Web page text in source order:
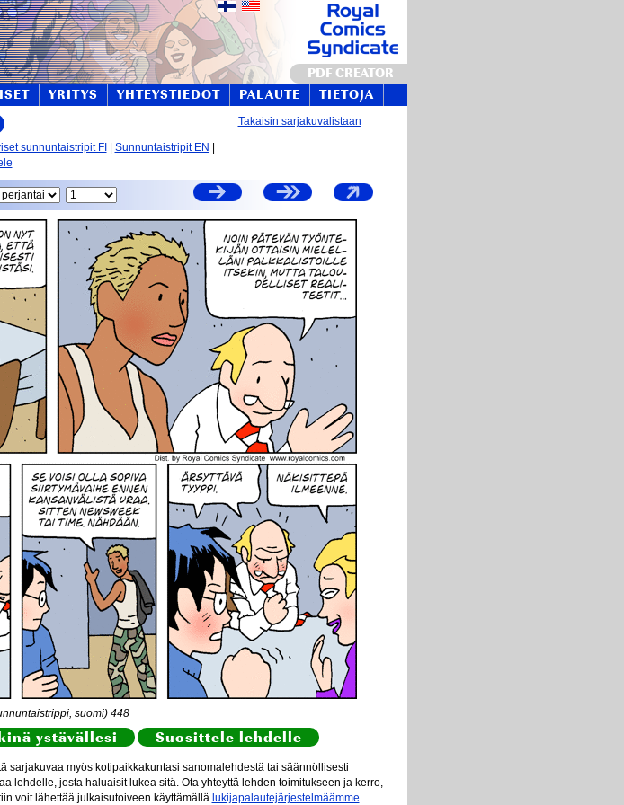
PDF CREATOR
YRITYS YHTEYSTIEDOT PALAUTE TIETOJA
Takaisin sarjakuvalistaan
sunnuntaistripit FI Sunnuntaistripit EN
suomi) 448
ystävällesi Suosittele lehdelle
sarjakuvaa myös kotipaikkakuntasi sanomalehdestä tai säännöllisesti
lehdelle, josta haluaisit lukea sitä. Ota yhteyttä lehden toimitukseen ja kerro,
voit lähettää julkaisutoiveen käyttämällä lukijapalautejärjestelmäämme.